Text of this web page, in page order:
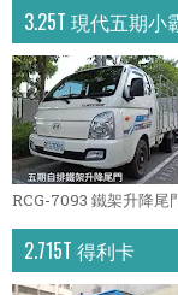
3.25T 現代五期小
RCG-7093 鐵架升降尾
2.715T 得利卡